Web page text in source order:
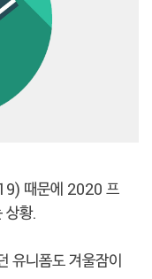
때문에 2020 프
상황.
유니폼도 겨울잠이